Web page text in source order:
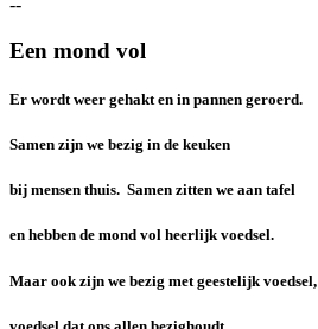
--
Een mond vol
Er wordt weer gehakt en in pannen geroerd.
Samen zijn we bezig in de keuken
bij mensen thuis. Samen zitten we aan tafel
en hebben de mond vol heerlijk voedsel.
Maar ook zijn we bezig met geestelijk voedsel,